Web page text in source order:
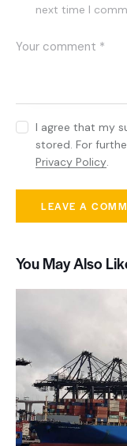
next time I
I agree that my
stored. For
Privacy Policy
You May Also